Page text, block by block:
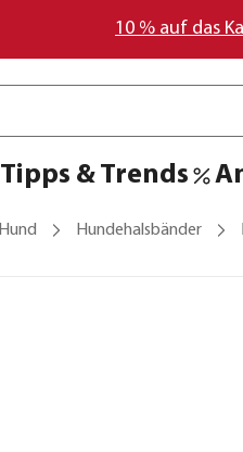
10 % auf das
Tipps & Trends
Hund Hundehalsbänder